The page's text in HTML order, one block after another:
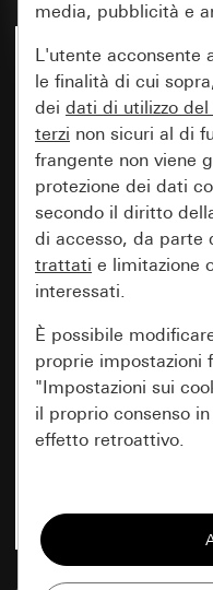
media, pubblicità e
L'utente acconsente
le finalità di cui
dei dati di utilizzo
terzi non sicuri al di
frangente non viene
protezione dei dati
secondo il diritto
di accesso, da parte
trattati e limitazione
interessati.
È possibile
proprie impostazioni
"Impostazioni sui
il proprio consenso
effetto retroattivo.
Tutti i cookie
pagina.